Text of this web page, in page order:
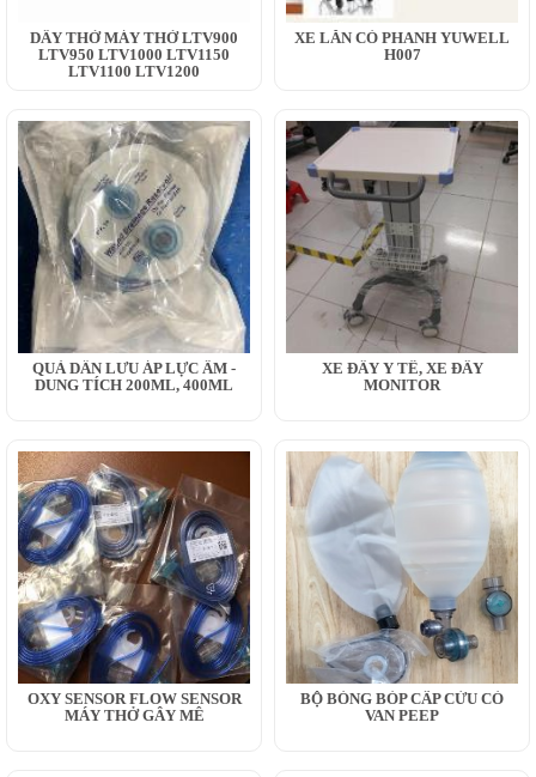
DÂY THỞ MÁY THỞ LTV900
LTV950 LTV1000 LTV1150
LTV1100 LTV1200
XE LĂN CÓ PHANH YUWELL
H007
QUẢ DẪN LƯU ÁP LỰC ÂM -
DUNG TÍCH 200ML, 400ML
XE ĐẨY Y TẾ, XE ĐẨY
MONITOR
OXY SENSOR FLOW SENSOR
MÁY THỞ GÂY MÊ
BỘ BÓNG BÓP CẤP CỨU CÓ
VAN PEEP